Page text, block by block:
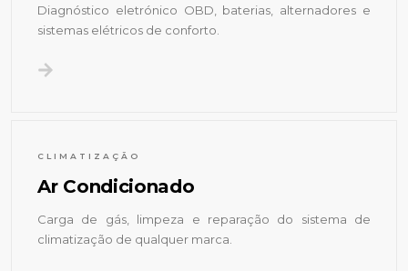
Diagnóstico eletrónico OBD, baterias, alternadores e
sistemas elétricos de conforto.
CLIMATIZAÇÃO
Ar Condicionado
Carga de gás, limpeza e reparação do sistema de
climatização de qualquer marca.